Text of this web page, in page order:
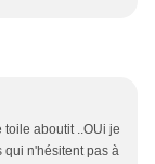
aboutit ..OUi je
qui n'hésitent pas à